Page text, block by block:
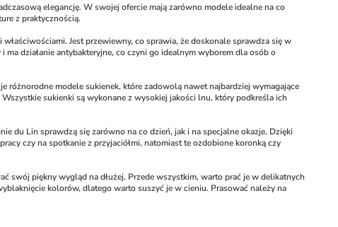
elegancję. W swojej ofercie mają zarówno modele idealne na co
z praktycznością.
Jest przewiewny, co sprawia, że doskonale sprawdza się w
działanie antybakteryjne, co czyni go idealnym wyborem dla osób o
różnorodne modele sukienek, które zadowolą nawet najbardziej wymagające
sukienki są wykonane z wysokiej jakości lnu, który podkreśla ich
du Lin sprawdzą się zarówno na co dzień, jak i na specjalne okazje. Dzięki
czy na spotkanie z przyjaciółmi, natomiast te ozdobione koronką czy
swój piękny wygląd na dłużej. Przede wszystkim, warto prać je w delikatnych
kolorów, dlatego warto suszyć je w cieniu. Prasować należy na